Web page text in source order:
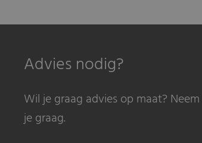
Advies nodig?
Wil je graag advies op maat?
je graag.